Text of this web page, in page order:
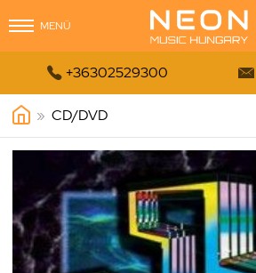
MENÜ
 +36302529300 
» CD/DVD